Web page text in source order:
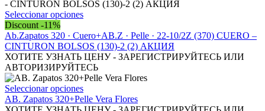
se
pueden
en
la
página
de
producto
Seleccionar opcionesEste
tiene
múltiples
variantes.
Las
opciones
se
pueden
elegir
Discount -11%
Ab.Zapatos 320 · Cuero+AB.Z · Pelle · 22-10/2Z (370) CUERO –
CINTURON BOLSOS (130)-2 (2) АКЦИЯ
ХОТИТЕ УЗНАТЬ ЦЕНУ - ЗАРЕГИСТРИРУЙТЕСЬ ИЛИ
АВТОРИЗИРУЙТЕСЬ
Seleccionar opcionesEste
producto
tiene
AB. Zapatos 320+Pelle Vera Flores